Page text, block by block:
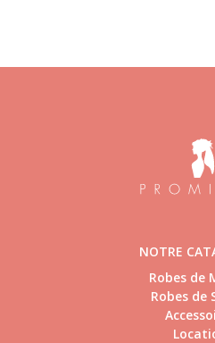
NOTRE
Robes de
Robes de